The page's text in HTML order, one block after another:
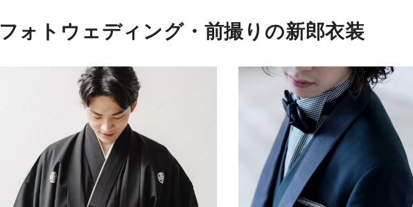
フォトウェディング・前撮りの新郎衣装